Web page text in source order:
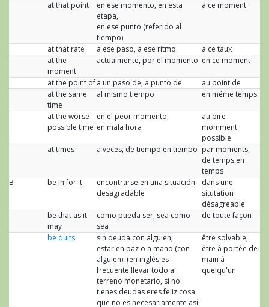
at that point
en ese momento, en esta
etapa,
en ese punto (referido al
tiempo)
à ce moment
at that rate a ese paso, a ese ritmo
à ce taux
at the
moment
actualmente, por el momento en ce moment
at the point ofa un paso de, a punto de
au point de
at the same
time
al mismo tiempo en même temps
at the worse
possible time
en el peor momento,
en mala hora
au pire
momment
possible
at times
a veces, de tiempo en tiempo par moments,
de temps en
temps
B
be in for it
encontrarse en una situación
desagradable
dans une
situtation
désagreable
be that as it
may
como pueda ser, sea como
sea
de toute façon
be quits
sin deuda con alguien,
estar en paz o a mano (con
alguien), (en inglés es
frecuente llevar todo al
terreno monetario, si no
tienes deudas eres feliz cosa
que no es necesariamente así
être solvable,
être à portée de
main à
quelqu'un